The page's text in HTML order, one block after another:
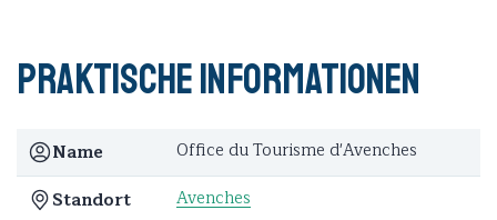
Praktische Informationen
Name
Office du Tourisme d'Avenches
Standort
Avenches